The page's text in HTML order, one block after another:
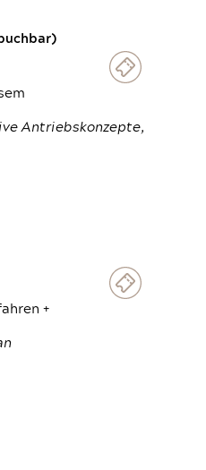
Antriebskonzepte,
+